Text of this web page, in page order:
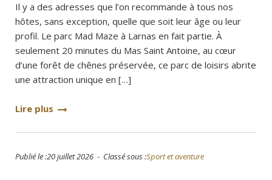
Il y a des adresses que l’on recommande à tous nos
hôtes, sans exception, quelle que soit leur âge ou leur
profil. Le parc Mad Maze à Larnas en fait partie. À
seulement 20 minutes du Mas Saint Antoine, au cœur
d’une forêt de chênes préservée, ce parc de loisirs abrite
une attraction unique en […]
Lire plus
Publié le :20 juillet 2026 - Classé sous :Sport et aventure